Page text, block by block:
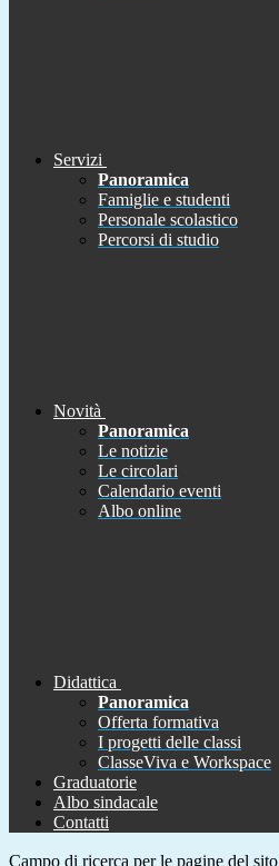
Servizi
Panoramica
Famiglie e studenti
Personale scolastico
Percorsi di studio
Novità
Panoramica
Le notizie
Le circolari
Calendario eventi
Albo online
Didattica
Panoramica
Offerta formativa
I progetti delle classi
ClasseViva e Workspace
Graduatorie
Albo sindacale
Contatti
Campo di ricerca per le pagine del sito